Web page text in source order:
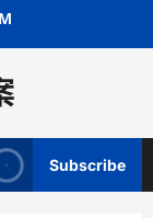
Subscribe